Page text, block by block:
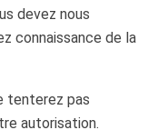
devez nous
connaissance de la
tenterez pas
autorisation.